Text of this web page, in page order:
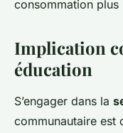
consommation plus
Implication
éducation
S’engager dans la
communautaire est